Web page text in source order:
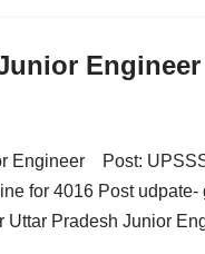
Engineer Post:
for 4016 Post
Uttar Pradesh Junior